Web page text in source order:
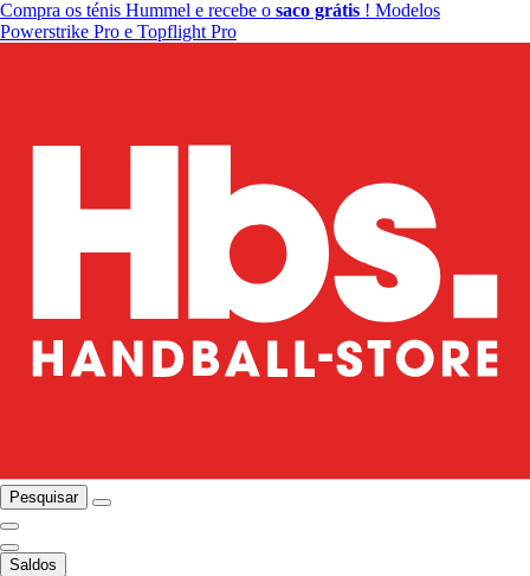
Compra os ténis Hummel e recebe o saco grátis ! Modelos
Powerstrike Pro e Topflight Pro
Pesquisar
Saldos